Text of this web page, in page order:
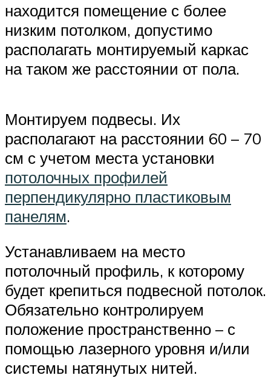
находится помещение с более
низким потолком, допустимо
располагать монтируемый каркас
на таком же расстоянии от пола.
Монтируем подвесы. Их
располагают на расстоянии 60 – 70
см с учетом места установки
потолочных профилей
перпендикулярно пластиковым
панелям.
Устанавливаем на место
потолочный профиль, к которому
будет крепиться подвесной потолок.
Обязательно контролируем
положение пространственно – с
помощью лазерного уровня и/или
системы натянутых нитей.